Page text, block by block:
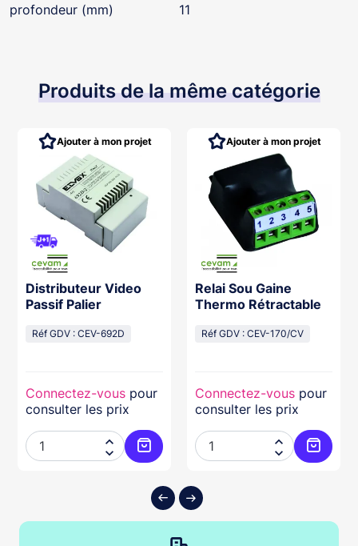
profondeur (mm) 11
Produits de la même catégorie
au panier
Distributeur Video
Passif Palier
Réf GDV : CEV-692D
Connectez-vous pour
consulter les prix


Ajouter au panier
Ajouter à mon projet
Relai Sou Gaine
Thermo Rétractable
Réf GDV : CEV-170/CV
Connectez-vous pour
consulter les prix


Ajouter à mon projet